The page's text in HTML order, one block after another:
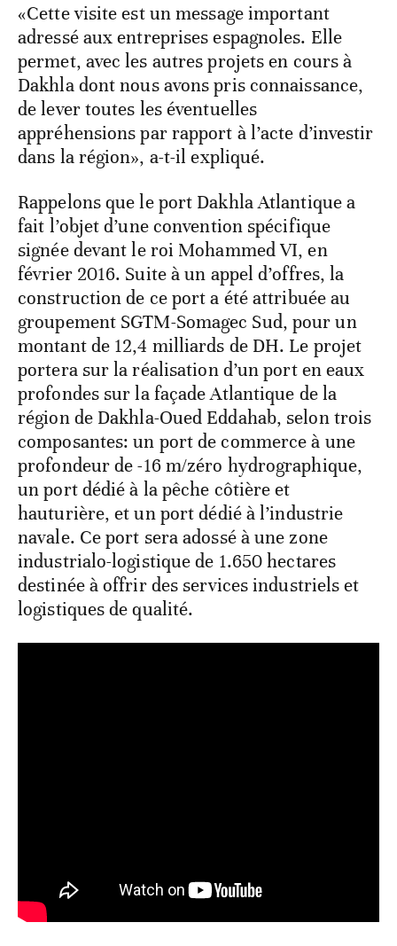
«Cette visite est un message important
adressé aux entreprises espagnoles. Elle
permet, avec les autres projets en cours à
Dakhla dont nous avons pris connaissance,
de lever toutes les éventuelles
appréhensions par rapport à l’acte d’investir
dans la région», a-t-il expliqué.
Rappelons que le port Dakhla Atlantique a
fait l’objet d’une convention spécifique
signée devant le roi Mohammed VI, en
février 2016. Suite à un appel d’offres, la
construction de ce port a été attribuée au
groupement SGTM-Somagec Sud, pour un
montant de 12,4 milliards de DH. Le projet
portera sur la réalisation d’un port en eaux
profondes sur la façade Atlantique de la
région de Dakhla-Oued Eddahab, selon trois
composantes: un port de commerce à une
profondeur de -16 m/zéro hydrographique,
un port dédié à la pêche côtière et
hauturière, et un port dédié à l’industrie
navale. Ce port sera adossé à une zone
industrialo-logistique de 1.650 hectares
destinée à offrir des services industriels et
logistiques de qualité.